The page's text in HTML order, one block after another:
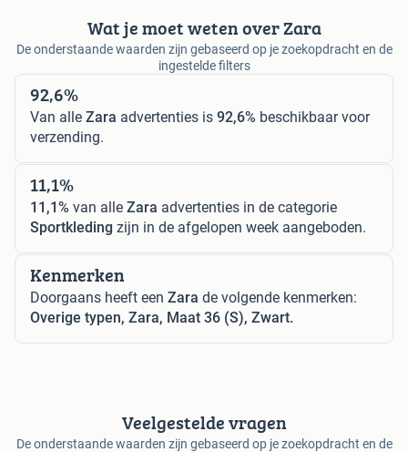
Wat je moet weten over Zara
De onderstaande waarden zijn gebaseerd op je zoekopdracht en de
ingestelde filters
92,6%
Van alle Zara advertenties is 92,6% beschikbaar voor
verzending.
11,1%
11,1% van alle Zara advertenties in de categorie
Sportkleding zijn in de afgelopen week aangeboden.
Kenmerken
Doorgaans heeft een Zara de volgende kenmerken:
Overige typen, Zara, Maat 36 (S), Zwart.
Veelgestelde vragen
De onderstaande waarden zijn gebaseerd op je zoekopdracht en de